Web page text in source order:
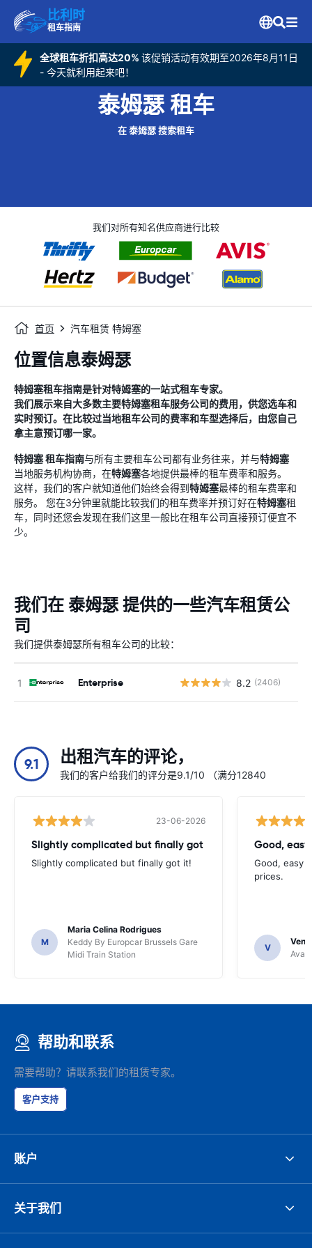
比利时
租车指南
全球租车折扣高达20% 该促销活动有效期至2026年8月11日
- 今天就利用起来吧！
泰姆瑟 租车
在 泰姆瑟 搜索租车
我们对所有知名供应商进行比较
首页 汽车租赁 特姆塞
位置信息泰姆瑟
特姆塞租车指南是针对特姆塞的一站式租车专家。
我们展示来自大多数主要特姆塞租车服务公司的费用，供您选车和
实时预订。在比较过当地租车公司的费率和车型选择后，由您自己
拿主意预订哪一家。
特姆塞租车指南与所有主要租车公司都有业务往来，并与特姆塞
当地服务机构协商，在特姆塞各地提供最棒的租车费率和服务。
这样，我们的客户就知道他们始终会得到特姆塞最棒的租车费率和
服务。 您在3分钟里就能比较我们的租车费率并预订好在特姆塞租
车，同时还您会发现在我们这里一般比在租车公司直接预订便宜不
少。
我们在 泰姆瑟 提供的一些汽车租赁公
司
我们提供泰姆瑟所有租车公司的比较：
Enterprise 8.2 (2406)
9.1 出租汽车的评论，
我们的客户给我们的评分是9.1/10 （满分12840
23-06-2026
Slightly complicated but finally got
Slightly complicated but finally got it!
M
Maria Celina Rodrigues
Keddy By Europcar Brussels Gare
Midi Train Station
Good,
Good, easy
prices.
V
帮助和联系
需要帮助？请联系我们的租赁专家。
客户支持
账户
关于我们